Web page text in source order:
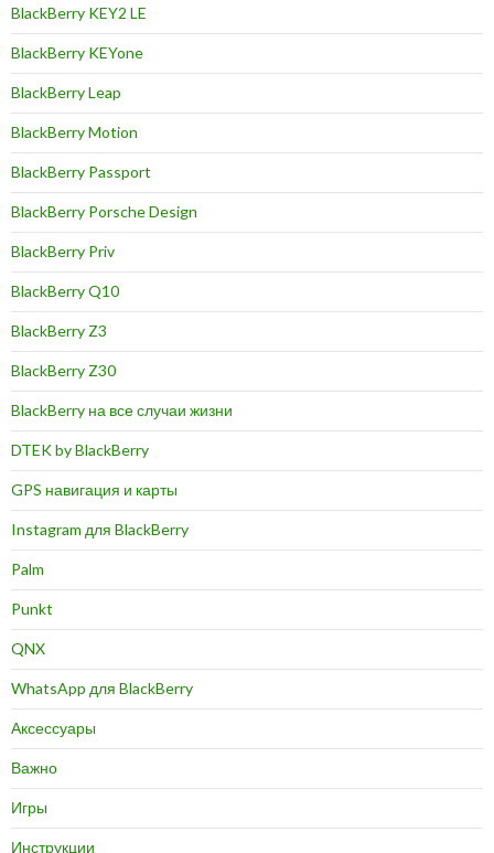
BlackBerry KEY2 LE
BlackBerry KEYone
BlackBerry Leap
BlackBerry Motion
BlackBerry Passport
BlackBerry Porsche Design
BlackBerry Priv
BlackBerry Q10
BlackBerry Z3
BlackBerry Z30
BlackBerry на все случаи жизни
DTEK by BlackBerry
GPS навигация и карты
Instagram для BlackBerry
Palm
Punkt
QNX
WhatsApp для BlackBerry
Аксессуары
Важно
Игры
Инструкции